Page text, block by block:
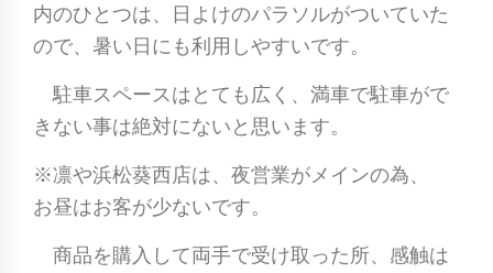
内のひとつは、日よけのパラソルがついていた
ので、暑い日にも利用しやすいです。
駐車スペースはとても広く、満車で駐車がで
きない事は絶対にないと思います。
※凛や浜松葵西店は、夜営業がメインの為、
お昼はお客が少ないです。
商品を購入して両手で受け取った所、感触は